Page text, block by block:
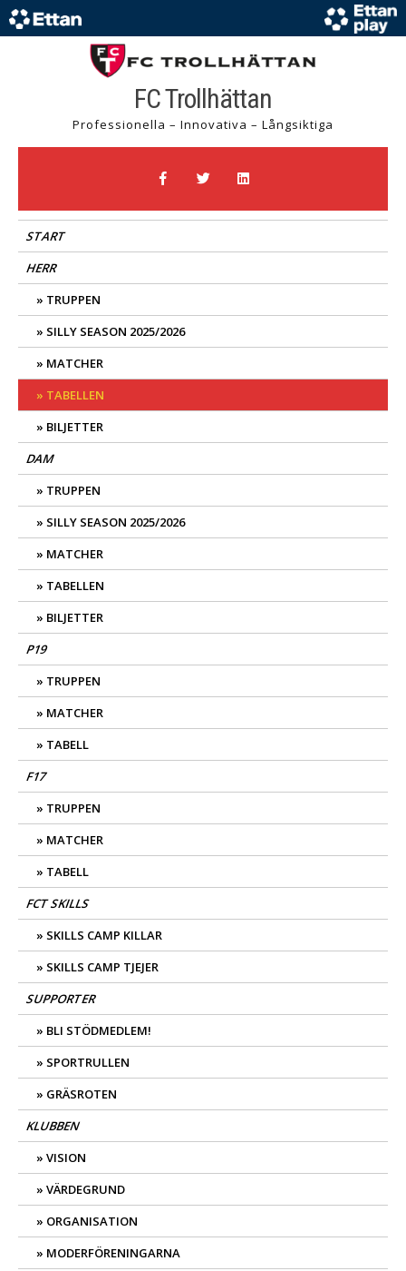
FC Trollhättan
Professionella – Innovativa – Långsiktiga
START
HERR
TRUPPEN
SILLY SEASON 2025/2026
MATCHER
TABELLEN
BILJETTER
DAM
TRUPPEN
SILLY SEASON 2025/2026
MATCHER
TABELLEN
BILJETTER
P19
TRUPPEN
MATCHER
TABELL
F17
TRUPPEN
MATCHER
TABELL
FCT SKILLS
SKILLS CAMP KILLAR
SKILLS CAMP TJEJER
SUPPORTER
BLI STÖDMEDLEM!
SPORTRULLEN
GRÄSROTEN
KLUBBEN
VISION
VÄRDEGRUND
ORGANISATION
MODERFÖRENINGARNA